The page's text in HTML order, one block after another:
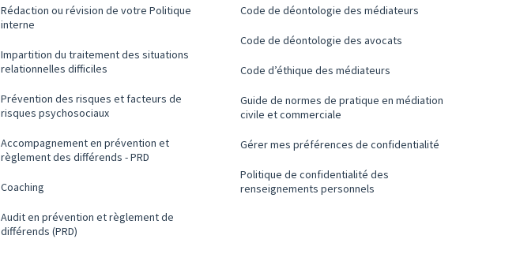
Rédaction ou révision de votre Politique
interne
Impartition du traitement des situations
relationnelles difficiles
Prévention des risques et facteurs de
risques psychosociaux
Accompagnement en prévention et
règlement des différends - PRD
Coaching
Audit en prévention et règlement de
différends (PRD)
Code de déontologie des médiateurs
Code de déontologie des avocats
Code d’éthique des médiateurs
Guide de normes de pratique en médiation
civile et commerciale
Gérer mes préférences de confidentialité
Politique de confidentialité des
renseignements personnels